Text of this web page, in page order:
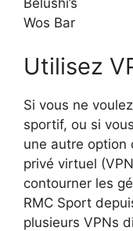
Belushi’s
Wos Bar
Utilisez
Si vous ne
sportif, ou si
une autre option
privé virtuel
contourner les
RMC Sport
plusieurs VPNs